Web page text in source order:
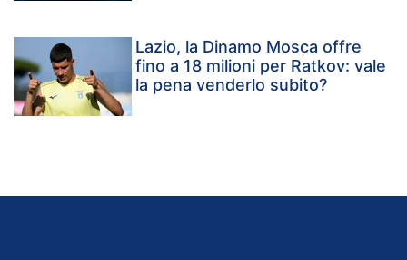
Lazio, la Dinamo Mosca offre
fino a 18 milioni per Ratkov: vale
la pena venderlo subito?